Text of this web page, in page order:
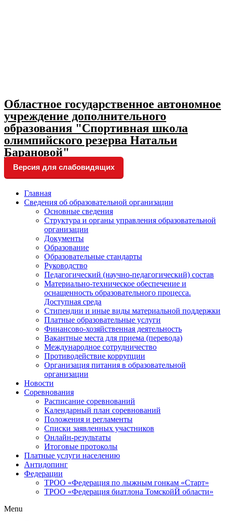
Областное государственное автономное
учреждение дополнительного
образования "Спортивная школа
олимпийского резерва Натальи
Барановой"
Версия для слабовидящих
Главная
Сведения об образовательной организации
Основные сведения
Структура и органы управления образовательной
организации
Документы
Образование
Образовательные стандарты
Руководство
Педагогический (научно-педагогический) состав
Материально-техническое обеспечение и
оснащенность образовательного процесса.
Доступная среда
Стипендии и иные виды материальной поддержки
Платные образовательные услуги
Финансово-хозяйственная деятельность
Вакантные места для приема (перевода)
Международное сотрудничество
Противодействие коррупции
Организация питания в образовательной
организации
Новости
Соревнования
Расписание соревнований
Календарный план соревнований
Положения и регламенты
Списки заявленных участников
Онлайн-результаты
Итоговые протоколы
Платные услуги населению
Антидопинг
Федерации
ТРОО «Федерация по лыжным гонкам «Старт»
ТРОО «Федерация биатлона ТомскойЙ области»
Menu